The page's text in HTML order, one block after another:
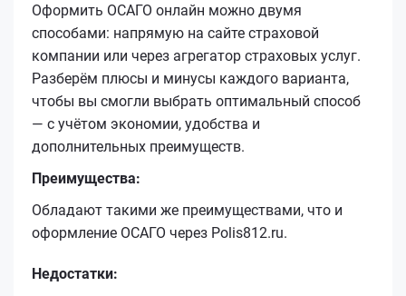
Оформить ОСАГО онлайн можно двумя
способами: напрямую на сайте страховой
компании или через агрегатор страховых услуг.
Разберём плюсы и минусы каждого варианта,
чтобы вы смогли выбрать оптимальный способ
— с учётом экономии, удобства и
дополнительных преимуществ.
Преимущества:
Обладают такими же преимуществами, что и
оформление ОСАГО через Polis812.ru.
Недостатки: